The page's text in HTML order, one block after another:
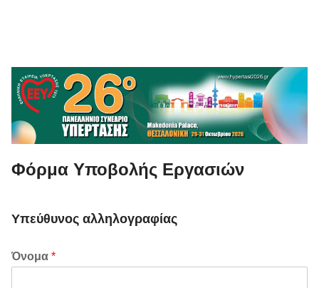
Φόρμα Υποβολής Εργασιών
Υπεύθυνος αλληλογραφίας
Όνομα *